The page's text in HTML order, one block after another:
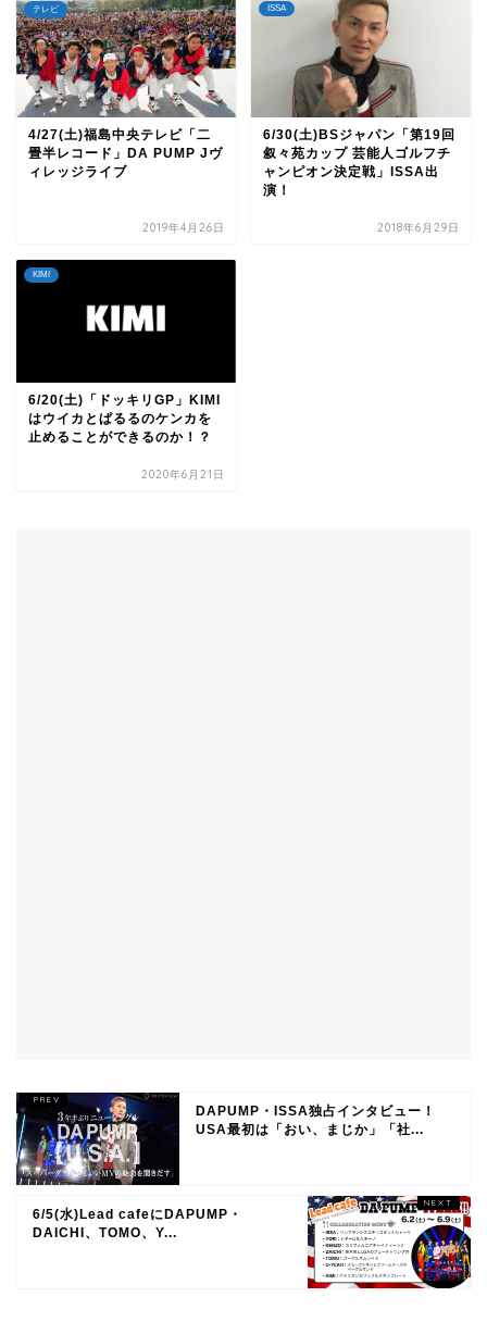
テレビ
4/27(土)福島中央テレビ「二
畳半レコード」DA PUMP Jヴ
ィレッジライブ
2019年4月26日
ISSA
6/30(土)BSジャパン「第19回
叙々苑カップ 芸能人ゴルフチ
ャンピオン決定戦」ISSA出
演！
2018年6月29日
KIMI
6/20(土)「ドッキリGP」KIMI
はウイカとぱるるのケンカを
止めることができるのか！？
2020年6月21日
DAPUMP・ISSA独占インタビュー！
USA最初は「おい、まじか」「社...
6/5(水)Lead cafeにDAPUMP・
DAICHI、TOMO、Y...